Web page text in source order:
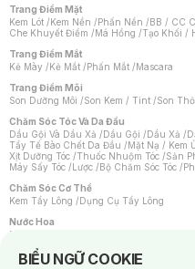
Trang Điểm Mặt
Kem Lót /Kem Nền /Phấn Nền /BB / CC
Che Khuyết Điểm /Má Hồng /Tạo Khối /
Trang Điểm Mắt
Kẻ Mày /Kẻ Mắt /Phấn Mắt /Mascara
Trang Điểm Môi
Son Dưỡng Môi /Son Kem / Tint /Son
Chăm Sóc Tóc Và Da Đầu
Dầu Gội Và Dầu Xả /Dầu Gội /Dầu Xả /
Tẩy Tế Bào Chết Da Đầu /Mặt Nạ / Kem
Xịt Dưỡng Tóc /Thuốc Nhuộm Tóc /Sản
Máy Sấy Tóc /Lược /Bộ Chăm Sóc Tóc /
Chăm Sóc Cơ Thể
Kem Tẩy Lông /Dụng Cụ Tẩy Lông
Nước Hoa
Nước Hoa Nữ
Chăm Sóc Cá Nhân
BIỂU NGỮ COOKIE
Notice about cookies usage